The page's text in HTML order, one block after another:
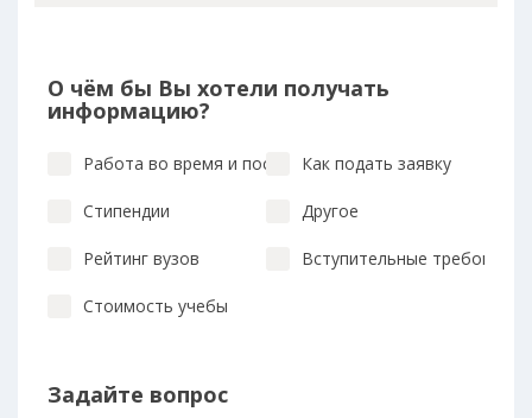
О чём бы Вы хотели получать
информацию?
Работа во время и после учебыКак подать заявку
Стипендии Другое
Рейтинг вузов Вступительные требования
Стоимость учебы
Задайте вопрос